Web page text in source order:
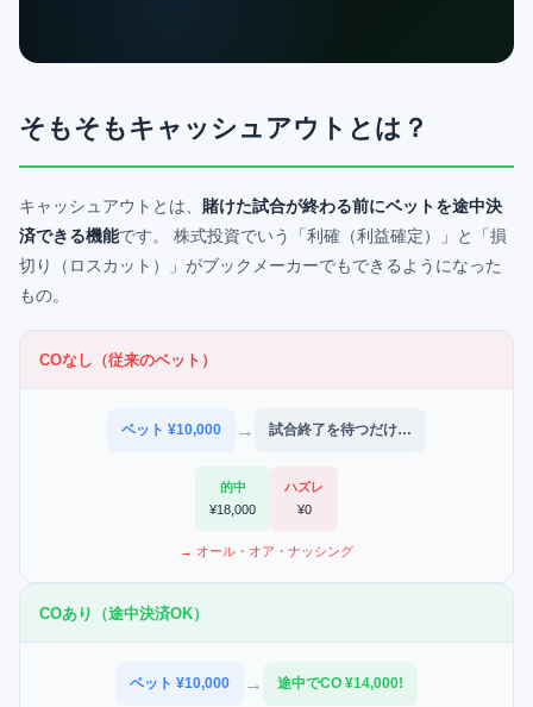
そもそもキャッシュアウトとは？
キャッシュアウトとは、
賭けた試合が終わる前にベットを途中決
済できる機能です。 株式投資でいう「利確（利益確定）」と「損
切り（ロスカット）」がブックメーカーでもできるようになった
もの。
COなし（従来のベット）
ベット ¥10,000 → 試合終了を待つだけ…
的中
¥18,000
ハズレ
¥0
→ オール・オア・ナッシング
COあり（途中決済OK）
ベット ¥10,000 → 途中でCO ¥14,000!